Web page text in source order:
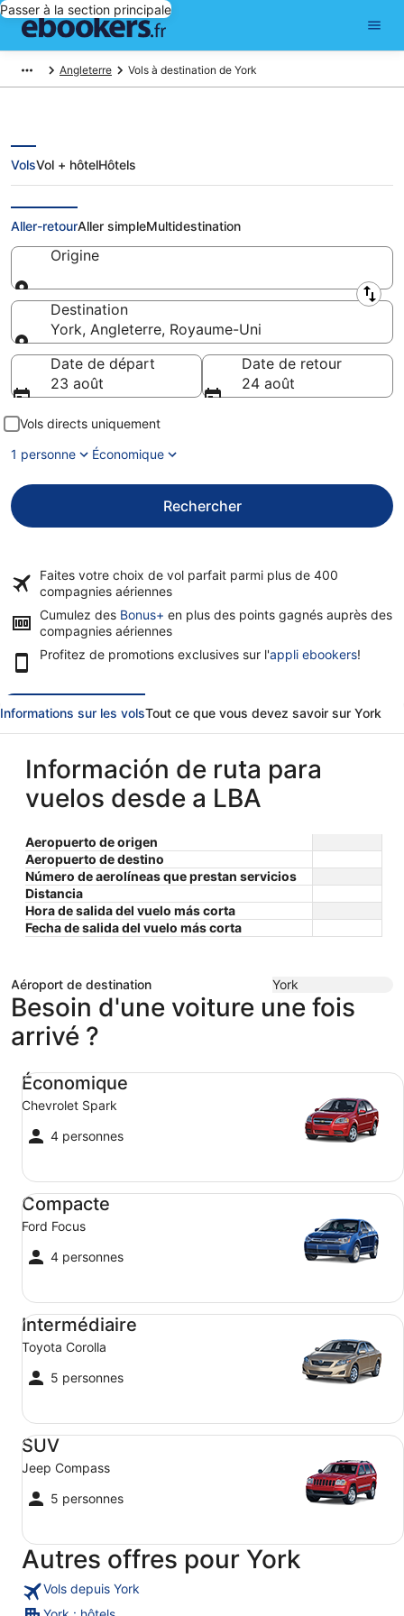
Passer à la section principale
Angleterre Vols à destination de York
Vols pas chers pour York
VolsVol + hôtelHôtels
Aller-retourAller simpleMultidestination
Origine
Origine
Destination
York, Angleterre, Royaume-Uni
Destination
Date de départ
23 août
Date de retour
24 août
Vols directs uniquement
1 personne
Économique
Rechercher
Faites votre choix de vol parfait parmi plus de 400
compagnies aériennes
Cumulez des Bonus+ en plus des points gagnés auprès des
compagnies aériennes
Profitez de promotions exclusives sur l'appli ebookers!
Informations sur les volsTout ce que vous devez savoir sur York
Información de ruta para
vuelos desde a LBA
Aeropuerto de origen
Aeropuerto de destino
Número de aerolíneas que prestan servicios
Distancia
Hora de salida del vuelo más corta
Fecha de salida del vuelo más corta
Aéroport de destination York
Besoin d'une voiture une fois
arrivé ?
Économique
Chevrolet Spark
4 personnes
Économique Chevrolet Spark
Compacte
Ford Focus
4 personnes
Compacte Ford Focus
Intermédiaire
Toyota Corolla
5 personnes
Intermédiaire Toyota Corolla
SUV
Jeep Compass
5 personnes
SUV Jeep Compass
Autres offres pour York
Vols depuis York